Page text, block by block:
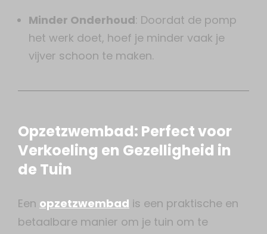
Minder Onderhoud: Doordat de pomp
het werk doet, hoef je minder vaak je
vijver schoon te maken.
Opzetzwembad: Perfect voor
Verkoeling en Gezelligheid in
de Tuin
Een opzetzwembad is een praktische en
betaalbare manier om je tuin om te